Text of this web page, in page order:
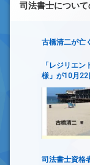
司法書士につい
古橋清二が亡
「レジリエ
様」が10月22
司法書士資格